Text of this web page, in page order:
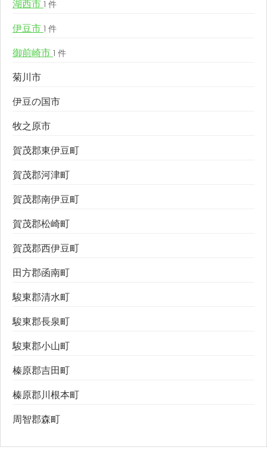
湖西市 1 件
伊豆市 1 件
御前崎市 1 件
菊川市
伊豆の国市
牧之原市
賀茂郡東伊豆町
賀茂郡河津町
賀茂郡南伊豆町
賀茂郡松崎町
賀茂郡西伊豆町
田方郡函南町
駿東郡清水町
駿東郡長泉町
駿東郡小山町
榛原郡吉田町
榛原郡川根本町
周智郡森町